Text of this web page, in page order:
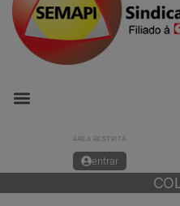
ÁREA RESTRITA
entrar